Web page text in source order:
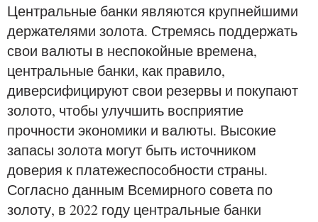
Центральные банки являются крупнейшими
держателями золота. Стремясь поддержать
свои валюты в неспокойные времена,
центральные банки, как правило,
диверсифицируют свои резервы и покупают
золото, чтобы улучшить восприятие
прочности экономики и валюты. Высокие
запасы золота могут быть источником
доверия к платежеспособности страны.
Согласно данным Всемирного совета по
золоту, в 2022 году центральные банки